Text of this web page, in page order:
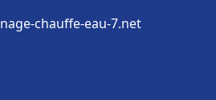
chauffe-eau-7.net